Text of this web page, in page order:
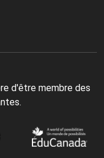
d'être membre des